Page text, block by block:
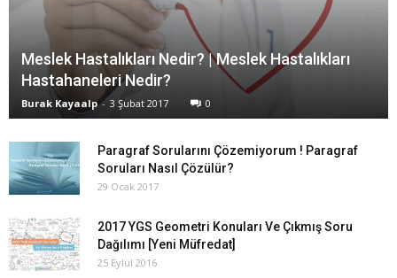
Meslek Hastalıkları Nedir? | Meslek Hastalıkları
Hastahaneleri Nedir?
Burak Kayaalp - 3 Şubat 2017 0
Paragraf Sorularını Çözemiyorum ! Paragraf
Soruları Nasıl Çözülür?
29 Ocak 2017
2017 YGS Geometri Konuları Ve Çıkmış Soru
Dağılımı [Yeni Müfredat]
25 Eylül 2016